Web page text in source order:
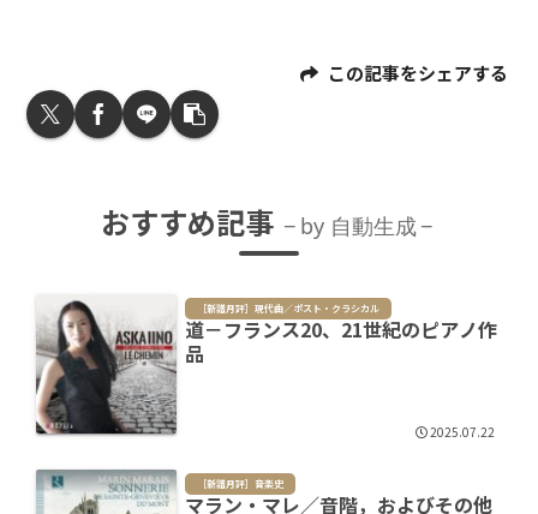
この記事をシェアする
おすすめ記事 by 自動生成
［新譜月評］現代曲／ポスト・クラシカル
道－フランス20、21世紀のピアノ作
品
2025.07.22
［新譜月評］音楽史
マラン・マレ／音階，およびその他